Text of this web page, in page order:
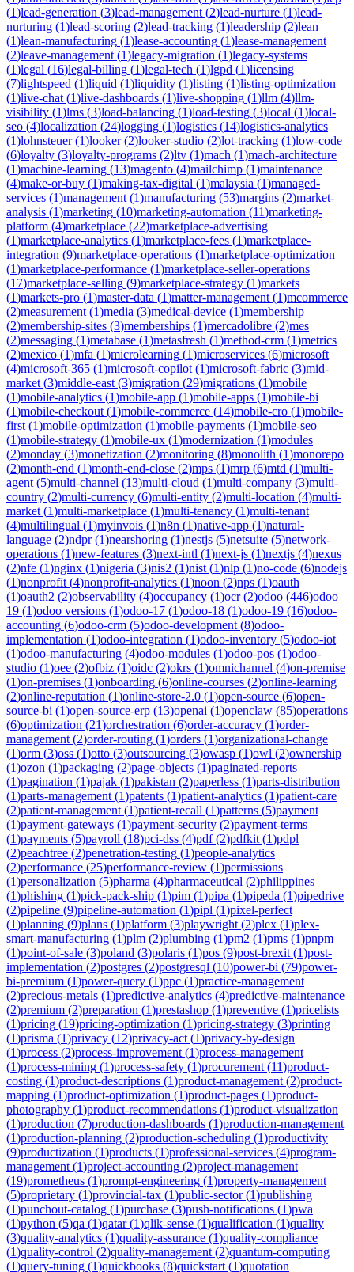
(1)lead-generation (3)lead-management (2)lead-nurture (1)lead-
nurturing (1)lead-scoring (2)lead-tracking (1)leadership (2)lean
(1)lean-manufacturing (1)lease-accounting (1)lease-management
(2)leave-management (1)legacy-migration (1)legacy-systems
(1)legal (16)legal-billing (1)legal-tech (1)lgpd (1)licensing
(7)lightspeed (1)liquid (1)liquidity (1)listing (1)listing-optimization
(1)live-chat (1)live-dashboards (1)live-shopping (1)llm (4)llm-
visibility (1)lms (3)load-balancing (1)load-testing (3)local (1)local-
seo (4)localization (24)logging (1)logistics (14)logistics-analytics
(1)lohnsteuer(1)looker(2)looker-studio (2)lot-tracking (1)low-code
(6)loyalty (3)loyalty-programs (2)ltv (1)mach (1)mach-architecture
(1)machine-learning (13)magento (4)mailchimp (1)maintenance
(4)make-or-buy (1)making-tax-digital (1)malaysia (1)managed-
services (1)management (1)manufacturing (53)margins (2)market-
analysis (1)marketing (10)marketing-automation (11)marketing-
platform (4)marketplace (22)marketplace-advertising
(1)marketplace-analytics (1)marketplace-fees (1)marketplace-
integration (9)marketplace-operations (1)marketplace-optimization
(1)marketplace-performance (1)marketplace-seller-operations
(17)marketplace-selling (9)marketplace-strategy (1)markets
(1)markets-pro (1)master-data (1)matter-management (1)mcommerce
(2)measurement (1)media (3)medical-device (1)membership
(2)membership-sites (3)memberships (1)mercadolibre (2)mes
(2)messaging (1)metabase (1)metasfresh (1)method-crm (1)metrics
(2)mexico (1)mfa (1)microlearning (1)microservices (6)microsoft
(4)microsoft-365 (1)microsoft-copilot (1)microsoft-fabric (3)mid-
market (3)middle-east (3)migration (29)migrations (1)mobile
(1)mobile-analytics (1)mobile-app (1)mobile-apps (1)mobile-bi
(1)mobile-checkout (1)mobile-commerce (14)mobile-cro (1)mobile-
first (1)mobile-optimization (1)mobile-payments (1)mobile-seo
(1)mobile-strategy (1)mobile-ux (1)modernization (1)modules
(2)monday (3)monetization (2)monitoring (8)monolith (1)monorepo
(2)month-end (1)month-end-close (2)mps (1)mrp (6)mtd (1)multi-
agent (5)multi-channel (13)multi-cloud (1)multi-company (3)multi-
country (2)multi-currency (6)multi-entity (2)multi-location (4)multi-
market (1)multi-marketplace (1)multi-tenancy (1)multi-tenant
(4)multilingual (1)myinvois (1)n8n (1)native-app (1)natural-
language (2)ndpr(1)nearshoring (1)nestjs (5)netsuite (5)network-
operations (1)new-features (3)next-intl (1)next-js (1)nextjs (4)nexus
(2)nfe (1)nginx (1)nigeria (3)nis2 (1)nist (1)nlp (1)no-code (6)nodejs
(1)nonprofit (4)nonprofit-analytics (1)noon (2)nps (1)oauth
(1)oauth2 (2)observability (4)occupancy (1)ocr(2)odoo (446)odoo
19 (1)odoo versions (1)odoo-17 (1)odoo-18 (1)odoo-19 (16)odoo-
accounting (6)odoo-crm (5)odoo-development (8)odoo-
implementation (1)odoo-integration (1)odoo-inventory (5)odoo-iot
(1)odoo-manufacturing (4)odoo-modules (1)odoo-pos (1)odoo-
studio (1)oee (2)ofbiz (1)oidc (2)okrs (1)omnichannel (4)on-premise
(1)on-premises (1)onboarding (6)online-courses (2)online-learning
(2)online-reputation (1)online-store-2.0 (1)open-source (6)open-
source-bi (1)open-source-erp (13)openai (1)openclaw (85)operations
(6)optimization (21)orchestration (6)order-accuracy (1)order-
management (2)order-routing (1)orders (1)organizational-change
(1)orm (3)oss (1)otto (3)outsourcing (3)owasp (1)owl (2)ownership
(1)ozon (1)packaging (2)page-objects (1)paginated-reports
(1)pagination (1)pajak (1)pakistan (2)paperless (1)parts-distribution
(1)parts-management (1)patents (1)patient-analytics (1)patient-care
(2)patient-management (1)patient-recall (1)patterns (5)payment
(1)payment-gateways (1)payment-security (2)payment-terms
(1)payments (5)payroll (18)pci-dss (4)pdf(2)pdfkit (1)pdpl
(2)peachtree (2)penetration-testing (1)people-analytics
(2)performance (25)performance-review (1)permissions
(1)personalization (5)pharma (4)pharmaceutical (2)philippines
(1)phishing (1)pick-pack-ship (1)pim (1)pipa (1)pipeda (1)pipedrive
(2)pipeline (9)pipeline-automation (1)pipl (1)pixel-perfect
(1)planning (9)plans (1)platform (3)playwright (2)plex (1)plex-
smart-manufacturing (1)plm (2)plumbing (1)pm2 (1)pms (1)pnpm
(1)point-of-sale (3)poland (3)polaris (1)pos (9)post-brexit (1)post-
implementation (2)postgres (2)postgresql (10)power-bi (79)power-
bi-premium (1)power-query (1)ppc (1)practice-management
(2)precious-metals (1)predictive-analytics (4)predictive-maintenance
(2)premium (2)preparation (1)prestashop (1)preventive (1)pricelists
(1)pricing (19)pricing-optimization (1)pricing-strategy (3)printing
(1)prisma (1)privacy (12)privacy-act (1)privacy-by-design
(1)process (2)process-improvement (1)process-management
(1)process-mining (1)process-safety (1)procurement (11)product-
costing (1)product-descriptions (1)product-management (2)product-
mapping (1)product-optimization (1)product-pages (1)product-
photography (1)product-recommendations (1)product-visualization
(1)production (7)production-dashboards (1)production-management
(1)production-planning (2)production-scheduling (1)productivity
(9)productization (1)products (1)professional-services (4)program-
management (1)project-accounting (2)project-management
(19)prometheus (1)prompt-engineering (1)property-management
(5)proprietary (1)provincial-tax (1)public-sector(1)publishing
(1)punchout-catalog (1)purchase (3)push-notifications (1)pwa
(1)python (5)qa (1)qatar(1)qlik-sense (1)qualification (1)quality
(3)quality-analytics (1)quality-assurance (1)quality-compliance
(1)quality-control (2)quality-management (2)quantum-computing
(1)query-tuning (1)quickbooks (8)quickstart (1)quotation